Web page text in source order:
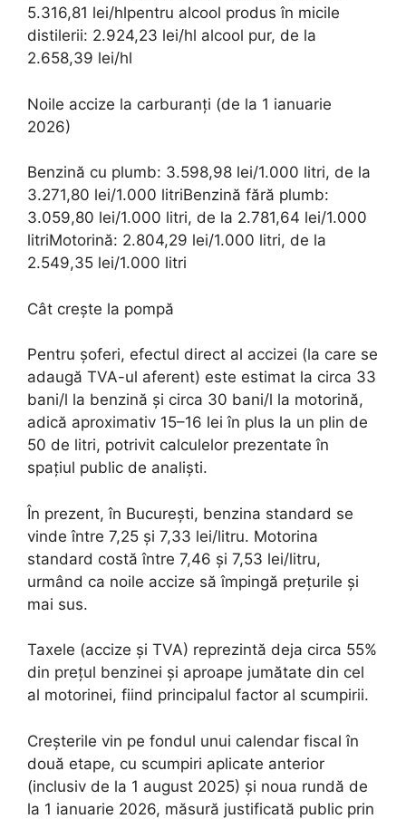
5.316,81 lei/hlpentru alcool produs în micile
distilerii: 2.924,23 lei/hl alcool pur, de la
2.658,39 lei/hl
Noile accize la carburanți (de la 1 ianuarie
2026)
Benzină cu plumb: 3.598,98 lei/1.000 litri, de la
3.271,80 lei/1.000 litriBenzină fără plumb:
3.059,80 lei/1.000 litri, de la 2.781,64 lei/1.000
litriMotorină: 2.804,29 lei/1.000 litri, de la
2.549,35 lei/1.000 litri
Cât crește la pompă
Pentru șoferi, efectul direct al accizei (la care se
adaugă TVA-ul aferent) este estimat la circa 33
bani/l la benzină și circa 30 bani/l la motorină,
adică aproximativ 15–16 lei în plus la un plin de
50 de litri, potrivit calculelor prezentate în
spațiul public de analiști.
În prezent, în București, benzina standard se
vinde între 7,25 și 7,33 lei/litru. Motorina
standard costă între 7,46 și 7,53 lei/litru,
urmând ca noile accize să împingă prețurile și
mai sus.
Taxele (accize și TVA) reprezintă deja circa 55%
din prețul benzinei și aproape jumătate din cel
al motorinei, fiind principalul factor al scumpirii.
Creșterile vin pe fondul unui calendar fiscal în
două etape, cu scumpiri aplicate anterior
(inclusiv de la 1 august 2025) și noua rundă de
la 1 ianuarie 2026, măsură justificată public prin